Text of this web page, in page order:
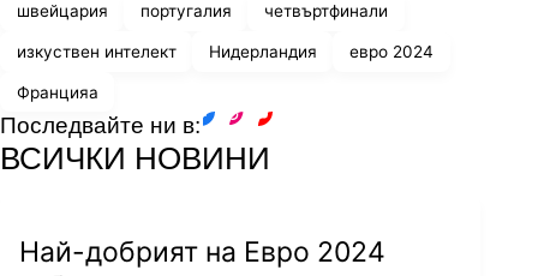
доста плюсове в защита. Въпреки че
Португалия показва неотстъпчивост и умения,
особено с класата на Кристиано Роналдо,
всеобхватната сила на Франция и
тактическата гъвкавост се очаква да дадат на
тима на Дидие Дешан предимство в този
швейцария португалия четвъртфинали
изкуствен интелект Нидерландия евро 2024
Францияа
Последвайте ни в:
ВСИЧКИ НОВИНИ
Най-добрият на Евро 2024